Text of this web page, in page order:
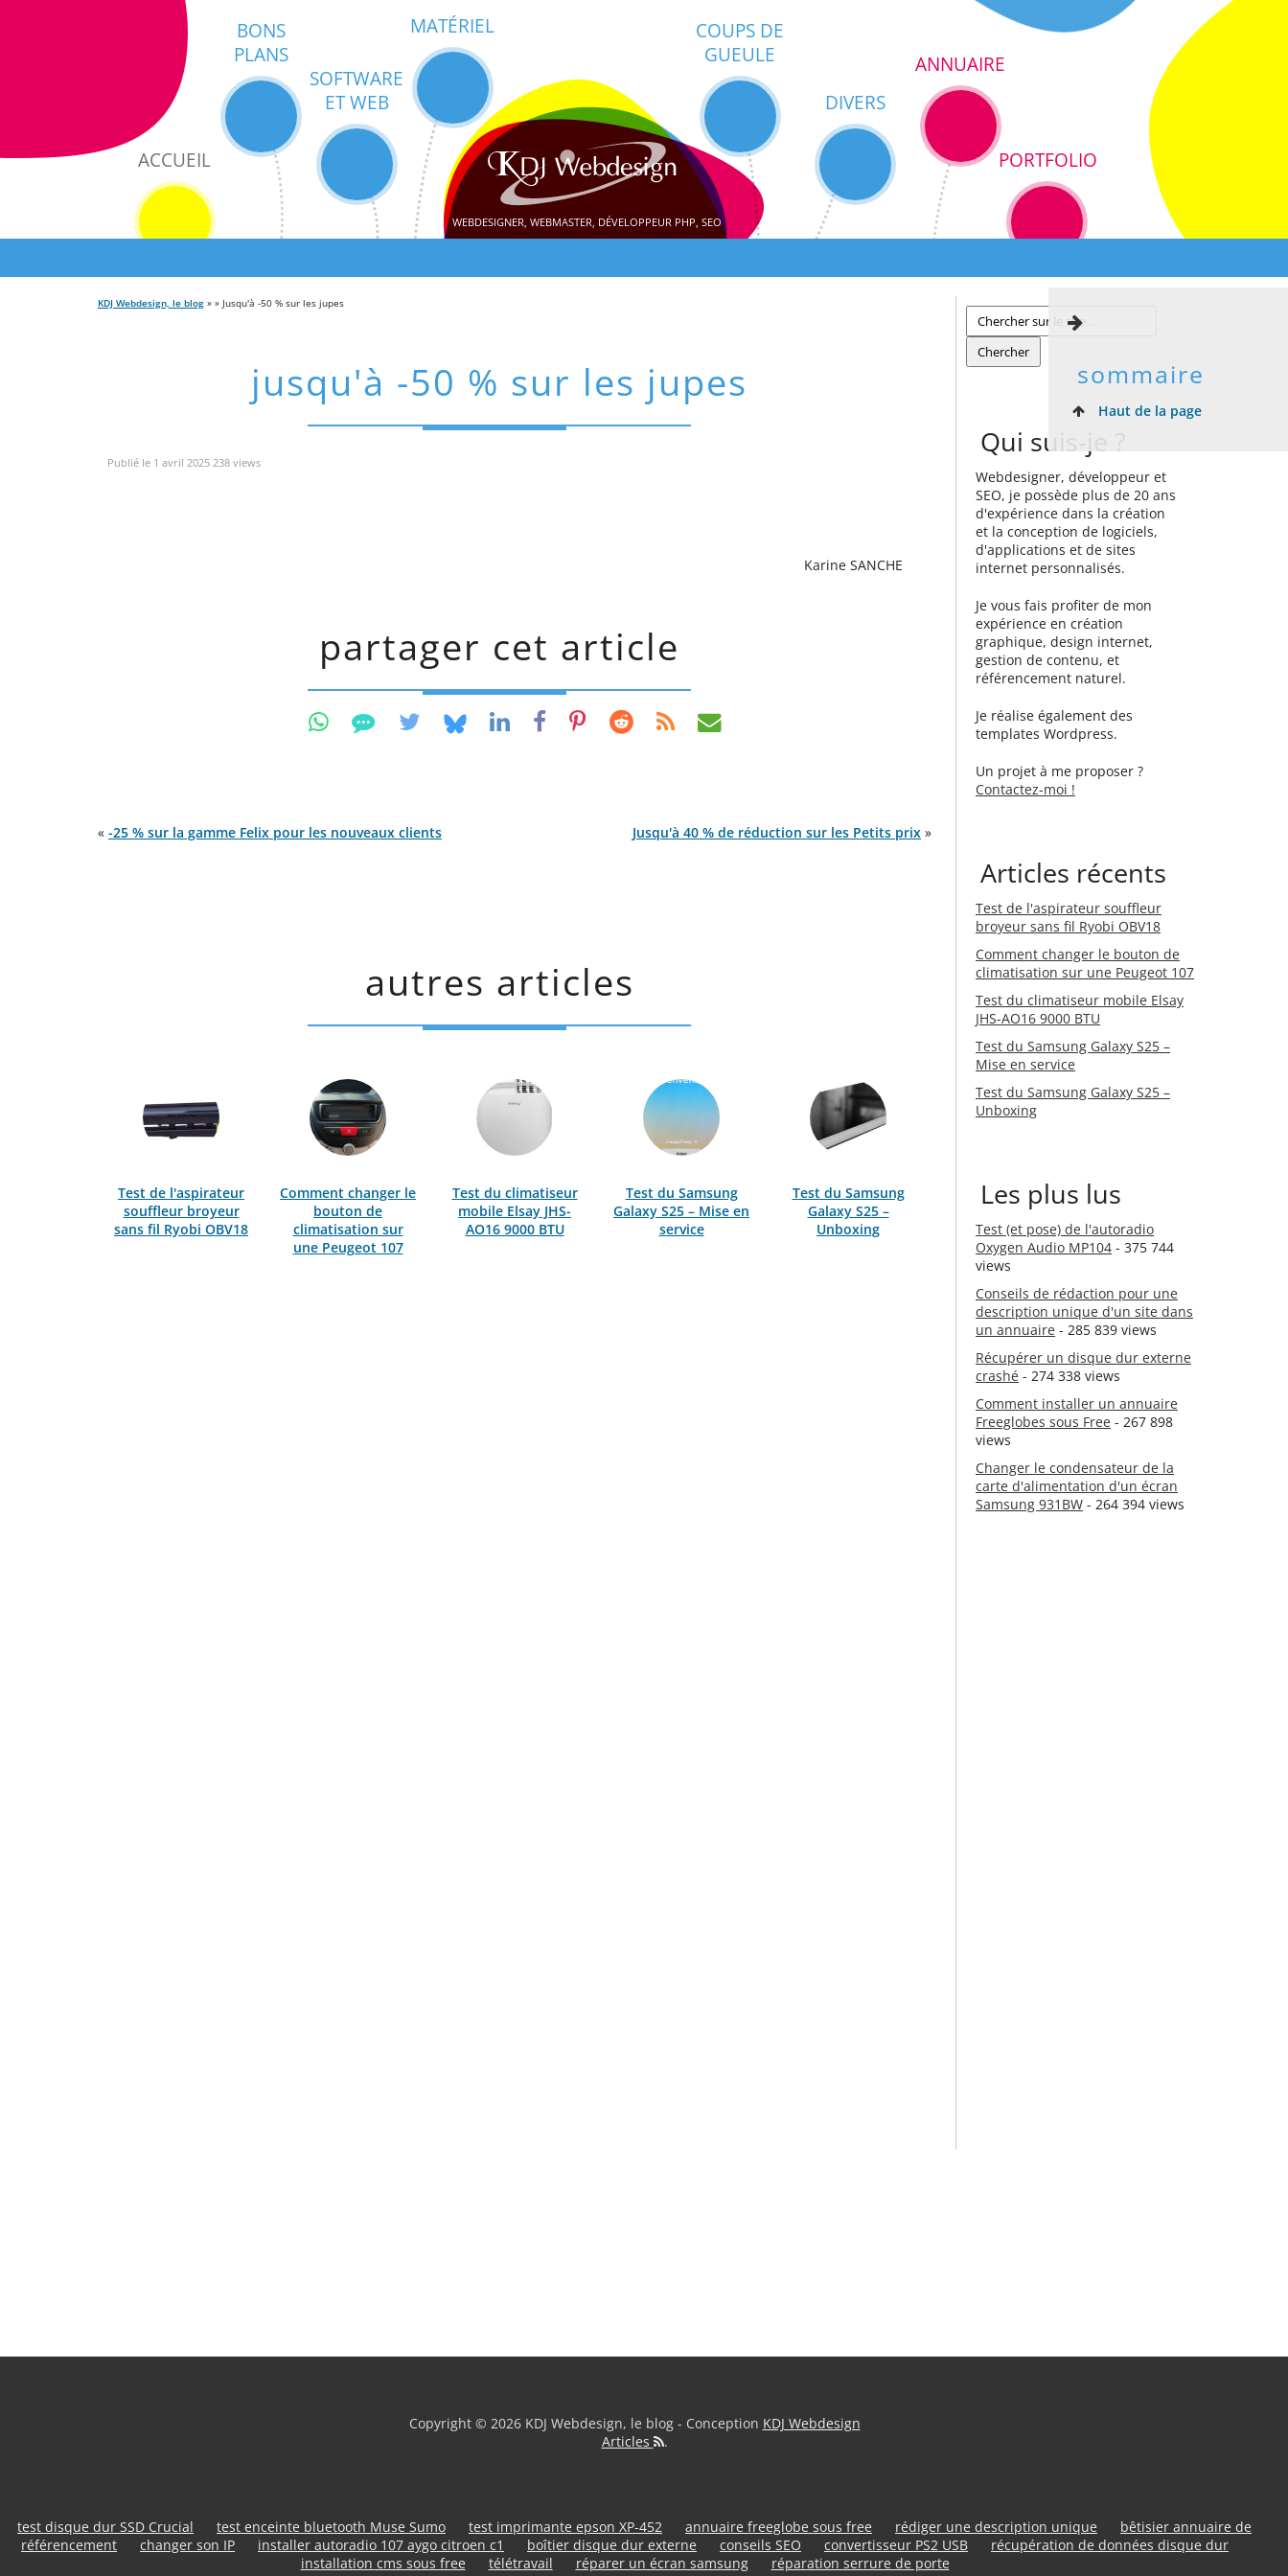
ACCUEIL
BONS
PLANS
SOFTWARE
ET WEB
MATÉRIEL
COUPS DE
GUEULE
DIVERS
ANNUAIRE
PORTFOLIO
WEBDESIGNER, WEBMASTER, DÉVELOPPEUR PHP, SEO
KDJ Webdesign, le blog » » Jusqu'à -50 % sur les jupes
jusqu'à -50 % sur les jupes sommaire
Haut de la page
Publié le 1 avril 2025 238 views
Karine SANCHE
partager cet article
« -25 % sur la gamme Felix pour les nouveaux clients Jusqu'à 40 % de réduction sur les Petits prix »
autres articles
Test de l'aspirateur
souffleur broyeur
sans fil Ryobi OBV18
Comment changer le
bouton de
climatisation sur
une Peugeot 107
Test du climatiseur
mobile Elsay JHS-
AO16 9000 BTU
Test du Samsung
Galaxy S25 – Mise en
service
Test du Samsung
Galaxy S25 –
Unboxing
Qui suis-je ?
Webdesigner, développeur et
SEO, je possède plus de 20 ans
d'expérience dans la création
et la conception de logiciels,
d'applications et de sites
internet personnalisés.
Je vous fais profiter de mon
expérience en création
graphique, design internet,
gestion de contenu, et
référencement naturel.
Je réalise également des
templates Wordpress.
Un projet à me proposer ?
Contactez-moi !
Articles récents
Test de l'aspirateur souffleur
broyeur sans fil Ryobi OBV18
Comment changer le bouton de
climatisation sur une Peugeot 107
Test du climatiseur mobile Elsay
JHS-AO16 9000 BTU
Test du Samsung Galaxy S25 –
Mise en service
Test du Samsung Galaxy S25 –
Unboxing
Les plus lus
Test (et pose) de l'autoradio
Oxygen Audio MP104 - 375 744
views
Conseils de rédaction pour une
description unique d'un site dans
un annuaire - 285 839 views
Récupérer un disque dur externe
crashé - 274 338 views
Comment installer un annuaire
Freeglobes sous Free - 267 898
views
Changer le condensateur de la
carte d'alimentation d'un écran
Samsung 931BW - 264 394 views
Copyright © 2026 KDJ Webdesign, le blog - Conception KDJ Webdesign
Articles
.
test disque dur SSD Crucial test enceinte bluetooth Muse Sumo test imprimante epson XP-452 annuaire freeglobe sous free rédiger une description unique
bêtisier annuaire de
référencement
changer son IP installer autoradio 107 aygo citroen c1 boîtier disque dur externe conseils SEO convertisseur PS2 USB
récupération de données disque dur
installation cms sous free
télétravail réparer un écran samsung réparation serrure de porte